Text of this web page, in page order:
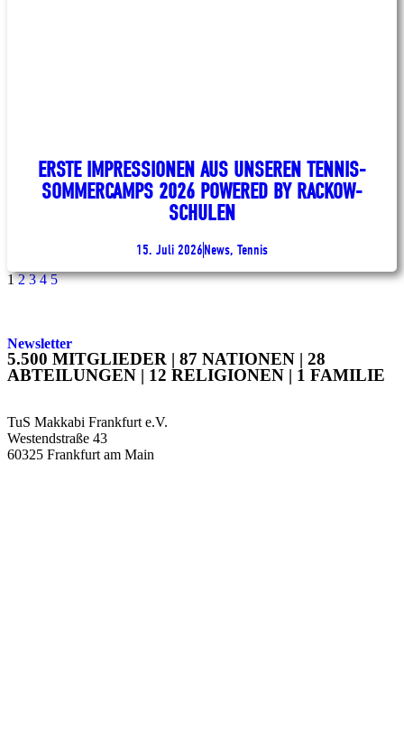
ERSTE IMPRESSIONEN AUS UNSEREN TENNIS-
SOMMERCAMPS 2026 POWERED BY RACKOW-
SCHULEN
15. Juli 2026News, Tennis
1 2 3 4 5
Newsletter
5.500 MITGLIEDER | 87 NATIONEN | 28
ABTEILUNGEN | 12 RELIGIONEN | 1 FAMILIE
TuS Makkabi Frankfurt e.V.
Westendstraße 43
60325 Frankfurt am Main